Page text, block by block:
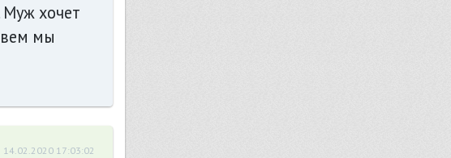
Муж хочет
мы
14.02.2020 17:03:02